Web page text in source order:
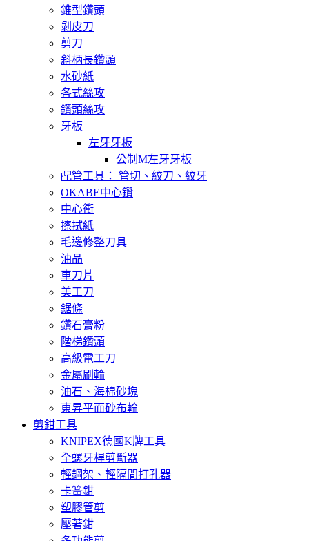
錐型鑽頭
剝皮刀
剪刀
斜柄長鑽頭
水砂紙
各式絲攻
鑽頭絲攻
牙板
左牙牙板
公制M左牙牙板
配管工具： 管切、絞刀、絞牙
OKABE中心鑽
中心衝
擦拭紙
毛邊修整刀具
油品
車刀片
美工刀
鋸條
鑽石膏粉
階梯鑽頭
高級電工刀
金屬刷輪
油石、海棉砂塊
東昇平面砂布輪
剪鉗工具
KNIPEX德國K牌工具
全螺牙桿剪斷器
輕鋼架、輕隔間打孔器
卡簧鉗
塑膠管剪
壓著鉗